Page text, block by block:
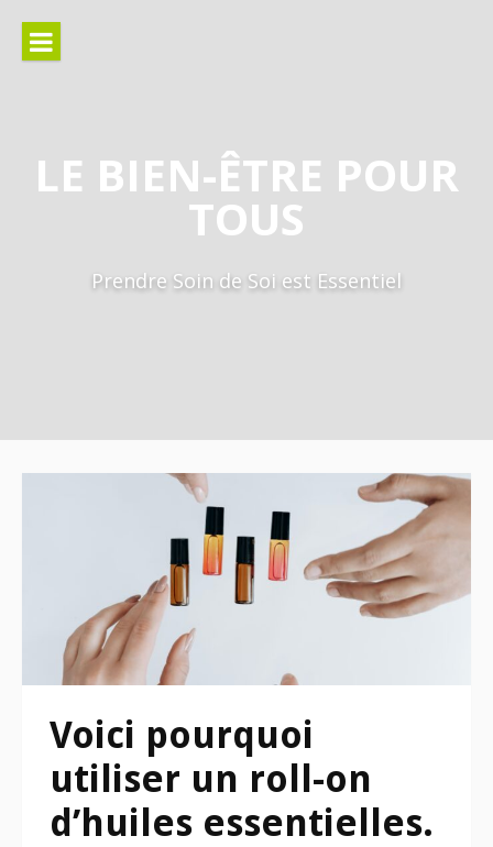
contenu
LE BIEN-ÊTRE POUR
TOUS
Prendre Soin de Soi est Essentiel
Voici pourquoi
utiliser un roll-on
d’huiles essentielles.